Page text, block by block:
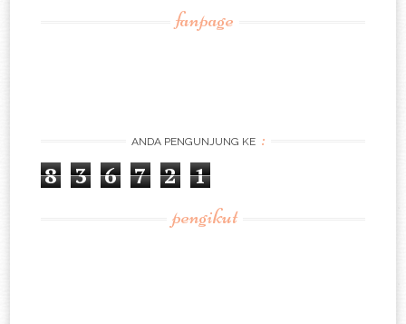
fanpage
ANDA PENGUNJUNG KE :
8 3 6 7 2 1
pengikut